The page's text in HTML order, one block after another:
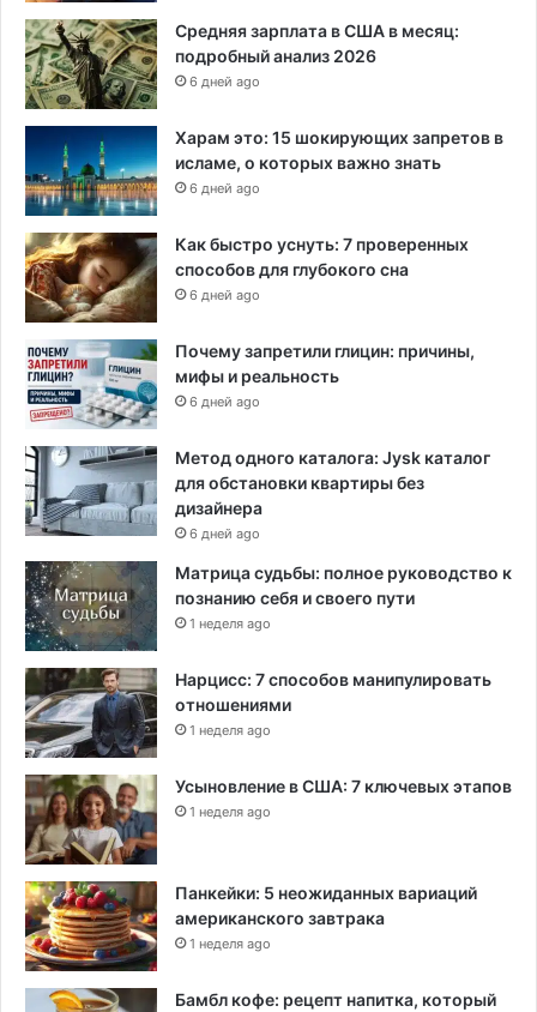
р
е
ж
д
и
и
М
и
с
р
и
Средняя зарплата в США в месяц:
подробный анализ 2026
6 дней ago
Харам это: 15 шокирующих запретов в
исламе, о которых важно знать
6 дней ago
Как быстро уснуть: 7 проверенных
способов для глубокого сна
6 дней ago
Почему запретили глицин: причины,
мифы и реальность
6 дней ago
Метод одного каталога: Jysk каталог
для обстановки квартиры без
дизайнера
6 дней ago
Матрица судьбы: полное руководство к
познанию себя и своего пути
1 неделя ago
Нарцисс: 7 способов манипулировать
отношениями
1 неделя ago
Усыновление в США: 7 ключевых этапов
1 неделя ago
Панкейки: 5 неожиданных вариаций
американского завтрака
1 неделя ago
Бамбл кофе: рецепт напитка, который